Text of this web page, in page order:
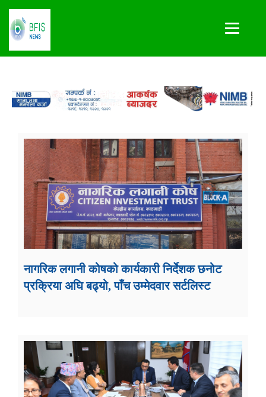
नागरिक लगानी कोषको कार्यकारी निर्देशक छनोट
प्रक्रिया अघि बढ्यो, पाँच उम्मेदवार सर्टलिस्ट